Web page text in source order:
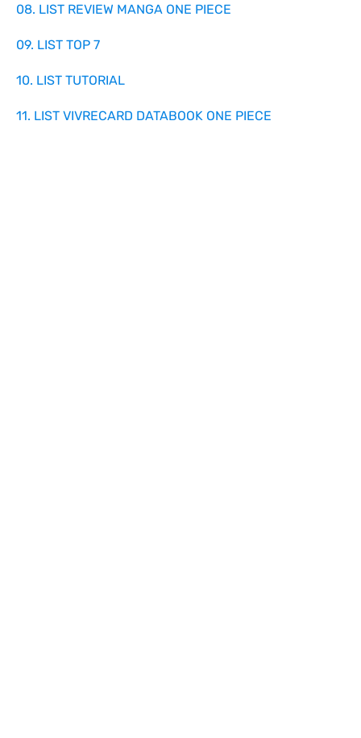
08. LIST REVIEW MANGA ONE PIECE
09. LIST TOP 7
10. LIST TUTORIAL
11. LIST VIVRECARD DATABOOK ONE PIECE